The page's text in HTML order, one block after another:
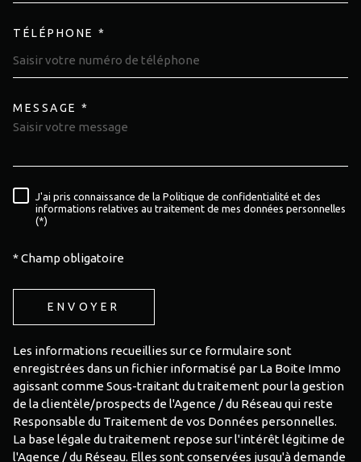
TÉLÉPHONE *
MESSAGE *
RÈGLEMENTATION
J'ai pris connaissance de la Politique de confidentialité et des
informations relatives au traitement de mes données personnelles
(*)
* Champ obligatoire
ENVOYER
Les informations recueillies sur ce formulaire sont
enregistrées dans un fichier informatisé par La Boite Immo
agissant comme Sous-traitant du traitement pour la gestion
de la clientèle/prospects de l'Agence / du Réseau qui reste
Responsable du Traitement de vos Données personnelles.
La base légale du traitement repose sur l'intérêt légitime de
l'Agence / du Réseau. Elles sont conservées jusqu'à demande